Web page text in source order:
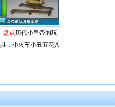
盘点历代小皇帝的玩
具：小火车小丑五花八